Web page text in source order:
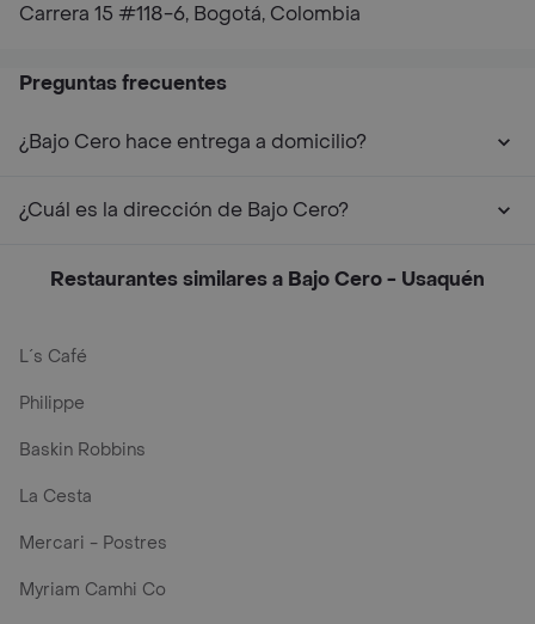
Carrera 15 #118-6, Bogotá, Colombia
Preguntas frecuentes
¿Bajo Cero hace entrega a domicilio?
¿Cuál es la dirección de Bajo Cero?
Restaurantes similares a Bajo Cero - Usaquén
L´s Café
Philippe
Baskin Robbins
La Cesta
Mercari - Postres
Myriam Camhi Co